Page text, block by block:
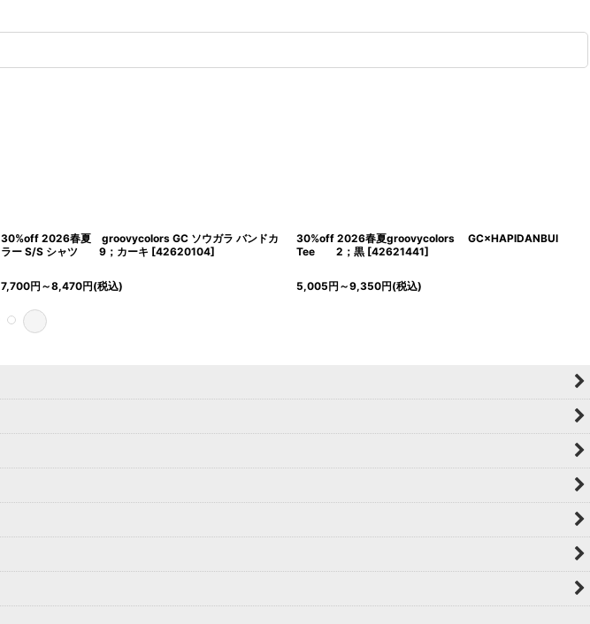
30%off 2026春夏 groovycolors GC ソウガラ バンドカ
ラー S/S シャツ 9；カーキ [42620104]
7,700円 ～8,470円(税込)
30%off 2026春夏groovycolors GC×HAPlDANBUl
Tee 2；黒 [42621441]
5,005円 ～9,350円(税込)